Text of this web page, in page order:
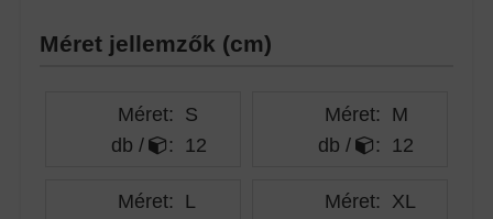
Méret jellemzők (cm)
Méret: S
db /
: 12
Méret: M
db /
: 12
Méret: L
Méret: XL